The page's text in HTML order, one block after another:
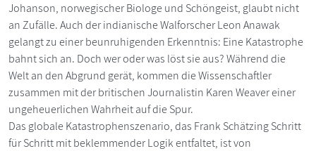
Johanson, norwegischer Biologe und Schöngeist, glaubt nicht
an Zufälle. Auch der indianische Walforscher Leon Anawak
gelangt zu einer beunruhigenden Erkenntnis: Eine Katastrophe
bahnt sich an. Doch wer oder was löst sie aus? Während die
Welt an den Abgrund gerät, kommen die Wissenschaftler
zusammen mit der britischen Journalistin Karen Weaver einer
ungeheuerlichen Wahrheit auf die Spur.
Das globale Katastrophenszenario, das Frank Schätzing Schritt
für Schritt mit beklemmender Logik entfaltet, ist von